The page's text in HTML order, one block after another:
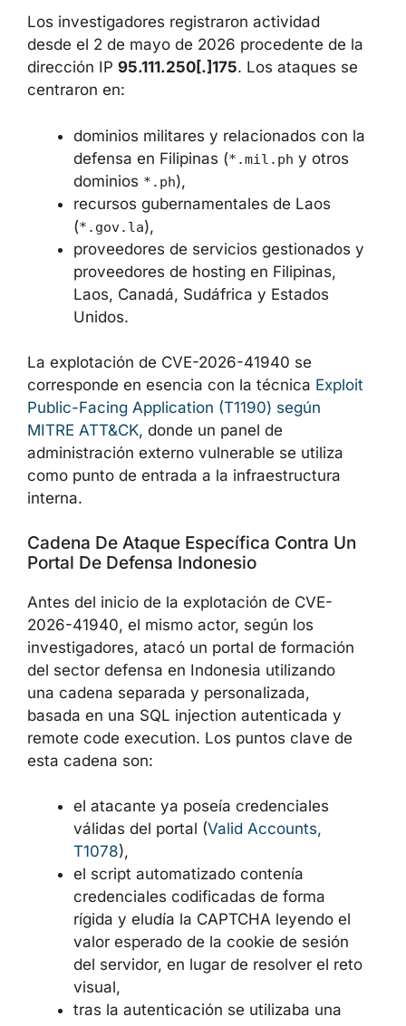
Los investigadores registraron actividad
desde el 2 de mayo de 2026 procedente de la
dirección IP 95.111.250[.]175. Los ataques se
centraron en:
dominios militares y relacionados con la
defensa en Filipinas (*.mil.ph y otros
dominios *.ph),
recursos gubernamentales de Laos
(*.gov.la),
proveedores de servicios gestionados y
proveedores de hosting en Filipinas,
Laos, Canadá, Sudáfrica y Estados
Unidos.
La explotación de CVE-2026-41940 se
corresponde en esencia con la técnica Exploit
Public-Facing Application (T1190) según
MITRE ATT&CK, donde un panel de
administración externo vulnerable se utiliza
como punto de entrada a la infraestructura
interna.
Cadena De Ataque Específica Contra Un
Portal De Defensa Indonesio
Antes del inicio de la explotación de CVE-
2026-41940, el mismo actor, según los
investigadores, atacó un portal de formación
del sector defensa en Indonesia utilizando
una cadena separada y personalizada,
basada en una SQL injection autenticada y
remote code execution. Los puntos clave de
esta cadena son:
el atacante ya poseía credenciales
válidas del portal (Valid Accounts,
T1078),
el script automatizado contenía
credenciales codificadas de forma
rígida y eludía la CAPTCHA leyendo el
valor esperado de la cookie de sesión
del servidor, en lugar de resolver el reto
visual,
tras la autenticación se utilizaba una